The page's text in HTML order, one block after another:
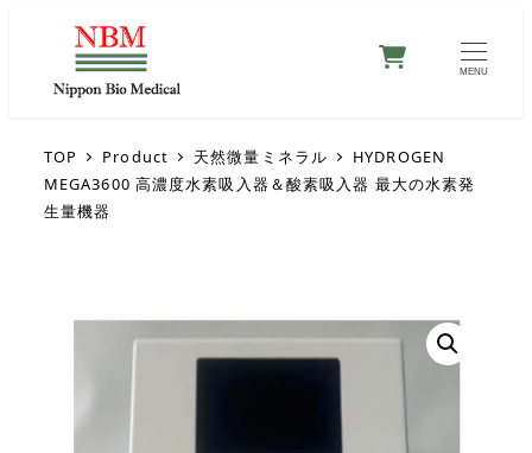
MENU
TOP Product 天然微量ミネラル
HYDROGEN
MEGA3600 高濃度水素吸入器＆酸素吸入器 最大の水素発
生量機器